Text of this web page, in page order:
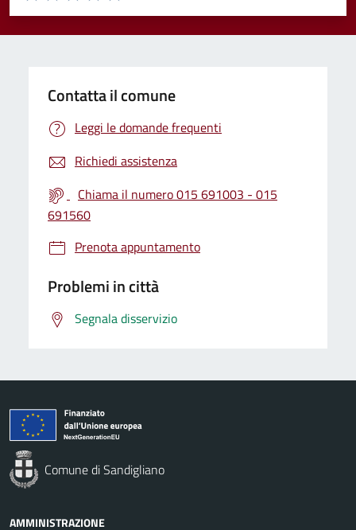
Valuta 5 stelle su 5
Valuta 4 stelle su 5
Valuta 3 stelle su 5
Valuta 2 stelle su 5
Valuta 1 stelle su 5
Contatta il comune
Leggi le domande frequenti
Richiedi assistenza
Chiama il numero 015 691003 - 015
691560
Prenota appuntamento
Problemi in città
Segnala disservizio
Comune di Sandigliano
AMMINISTRAZIONE